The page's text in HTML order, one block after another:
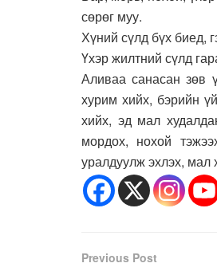
сөрөг муу.
Хүний сүлд бүх биед,
Үхэр жилтний сүлд
Аливаа санасан зөв
хурим хийх, бэрийн
хийх, эд мал
мордох, нохой
уралдуулж эхлэх, мал
Previous Post